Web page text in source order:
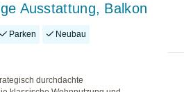
Ausstattung, Balkon
Parken Neubau
durchdachte